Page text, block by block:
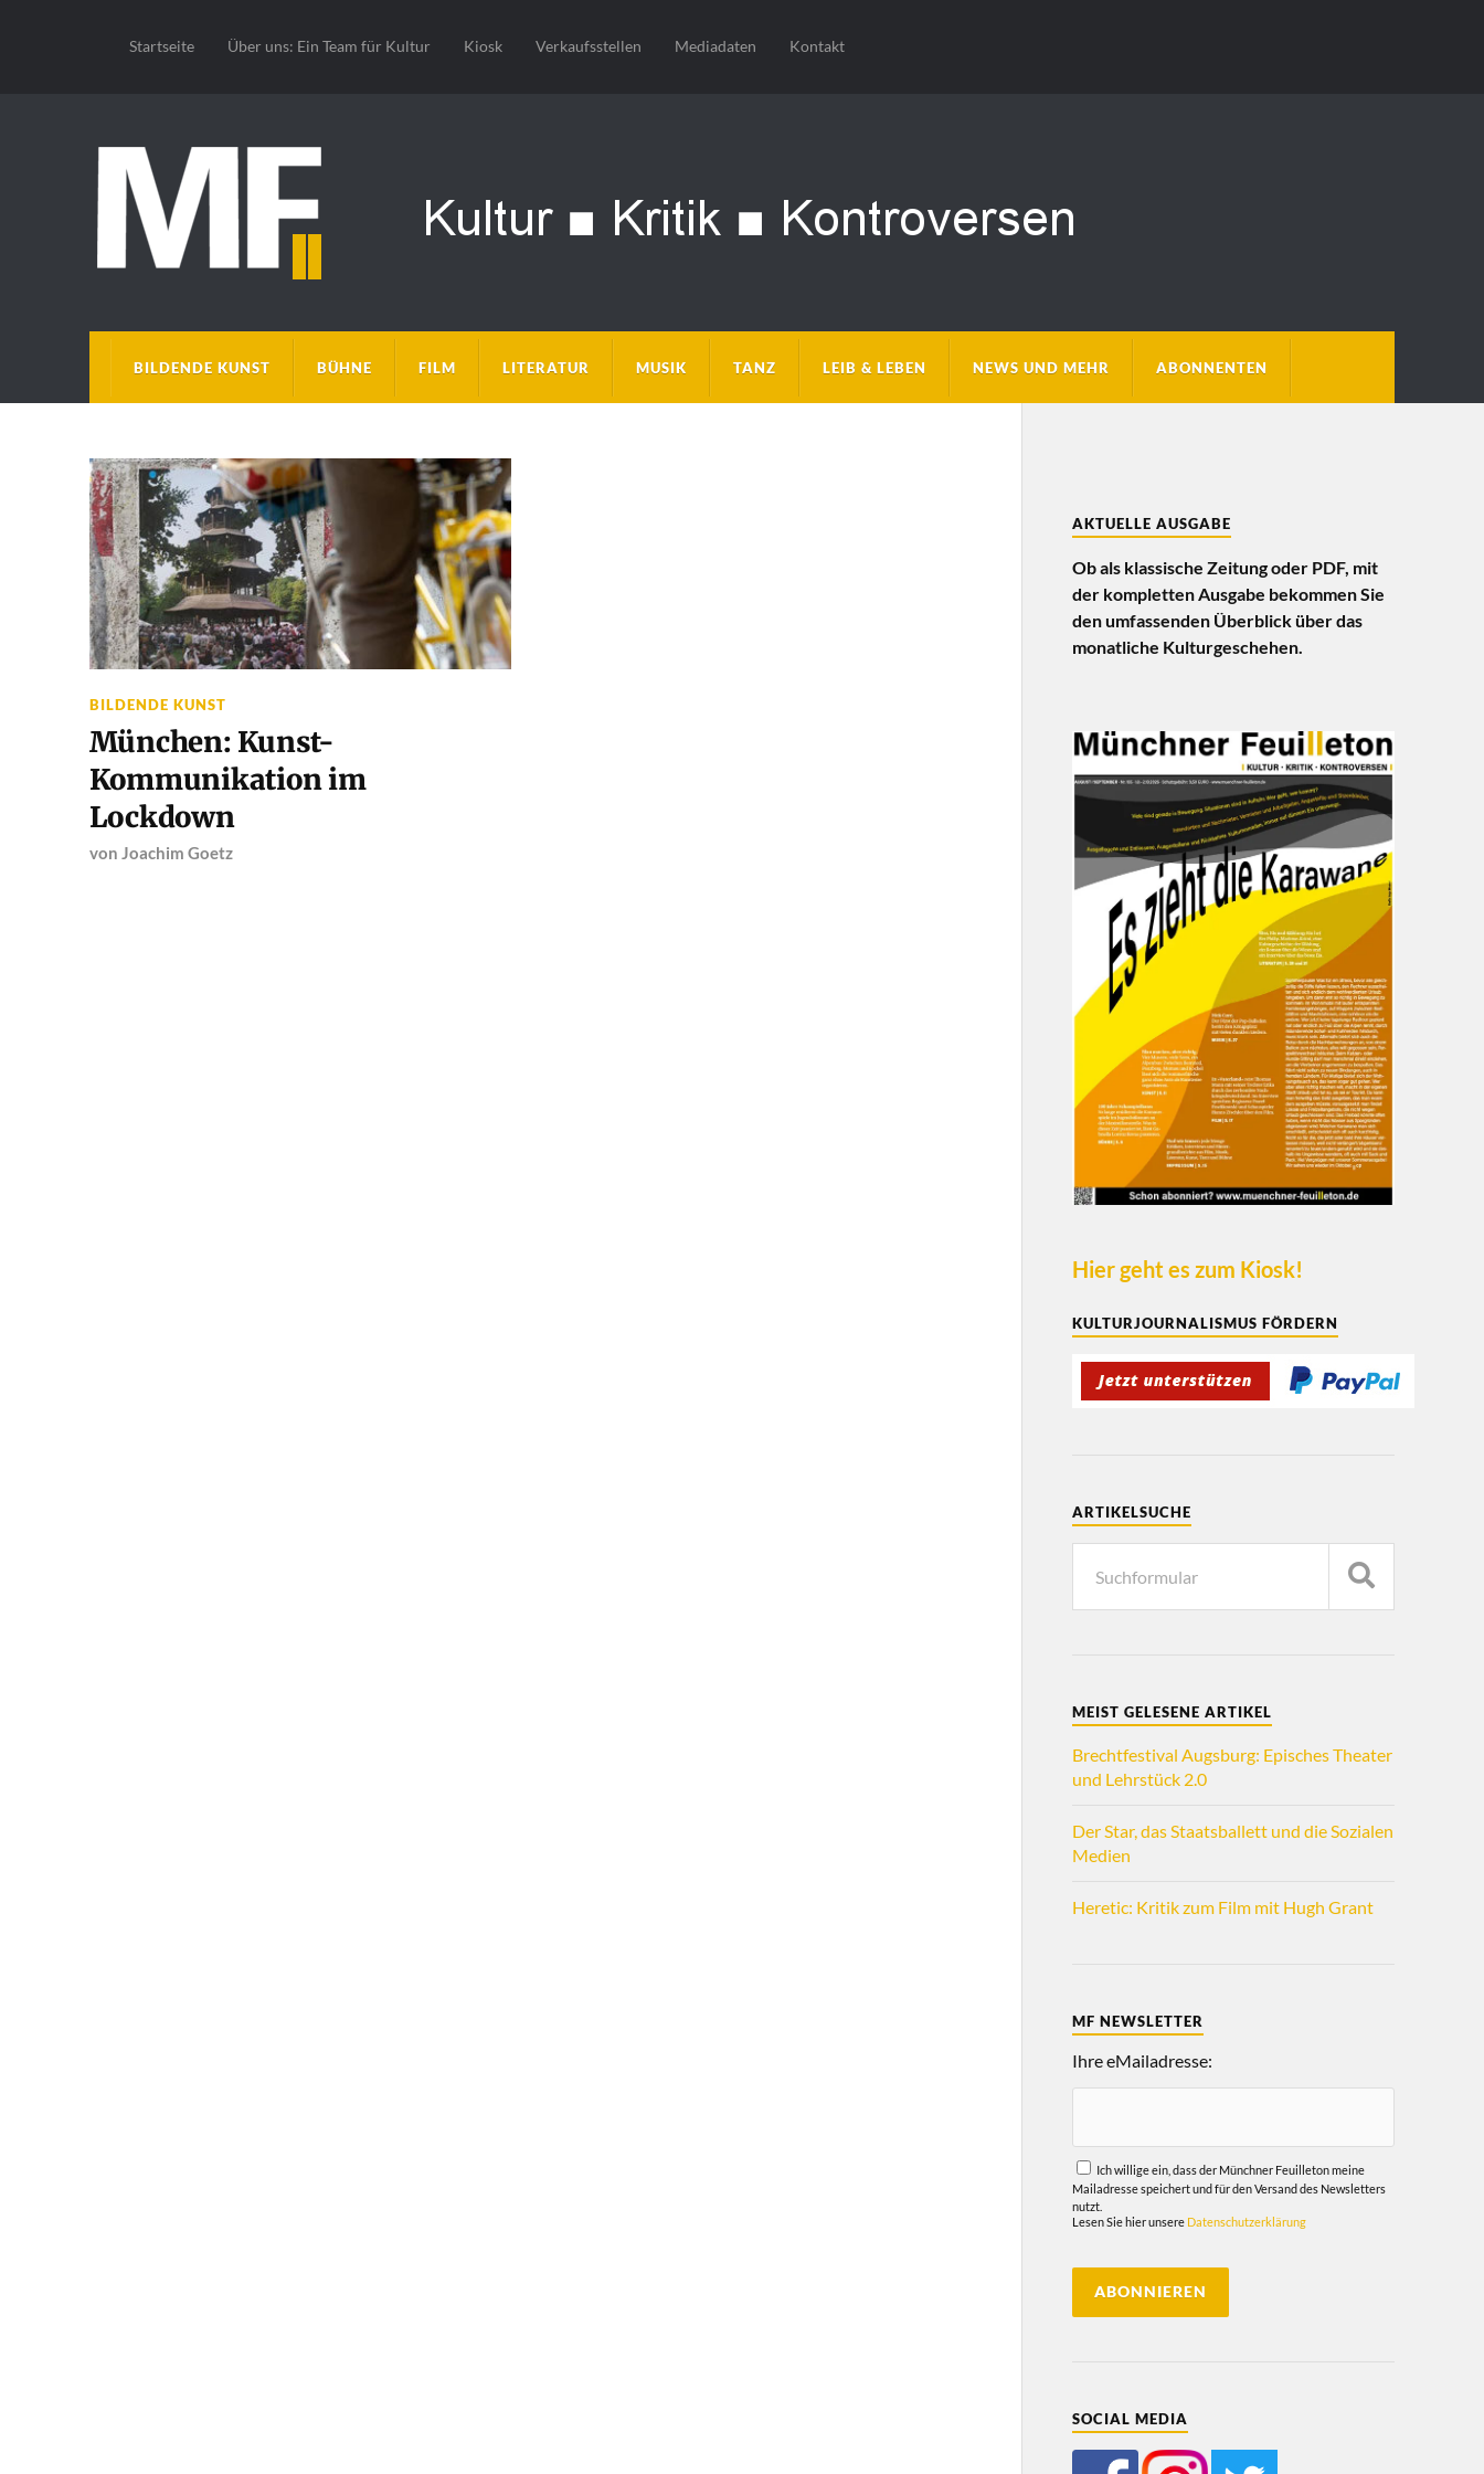
Startseite Über uns: Ein Team für Kultur Kiosk Verkaufsstellen Mediadaten Kontakt
BILDENDE KUNST BÜHNE FILM LITERATUR MUSIK TANZ LEIB & LEBEN NEWS UND MEHR ABONNENTEN
BILDENDE KUNST
München: Kunst-
Kommunikation im
Lockdown
von Joachim Goetz
AKTUELLE AUSGABE
Ob als klassische Zeitung oder PDF, mit
der kompletten Ausgabe bekommen Sie
den umfassenden Überblick über das
monatliche Kulturgeschehen.
Hier geht es zum Kiosk!
KULTURJOURNALISMUS FÖRDERN
ARTIKELSUCHE
MEIST GELESENE ARTIKEL
Brechtfestival Augsburg: Episches Theater
und Lehrstück 2.0
Der Star, das Staatsballett und die Sozialen
Medien
Heretic: Kritik zum Film mit Hugh Grant
MF NEWSLETTER
Ihre eMailadresse:
Ich willige ein, dass der Münchner Feuilleton meine
Mailadresse speichert und für den Versand des Newsletters
nutzt.
Lesen Sie hier unsere Datenschutzerklärung
SOCIAL MEDIA